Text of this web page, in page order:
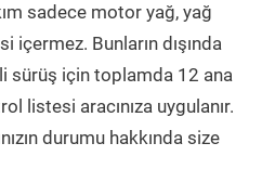
sadece motor yağ, yağ
Bunların dışında
sürüş için toplamda 12 ana
listesi aracınıza uygulanır.
durumu hakkında size